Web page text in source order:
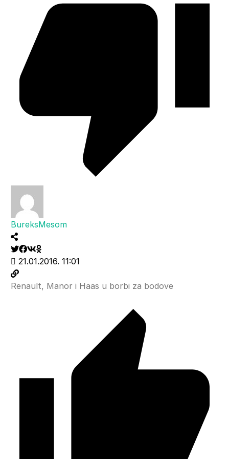
BureksMesom
21.01.2016. 11:01
Renault, Manor i Haas u borbi za bodove